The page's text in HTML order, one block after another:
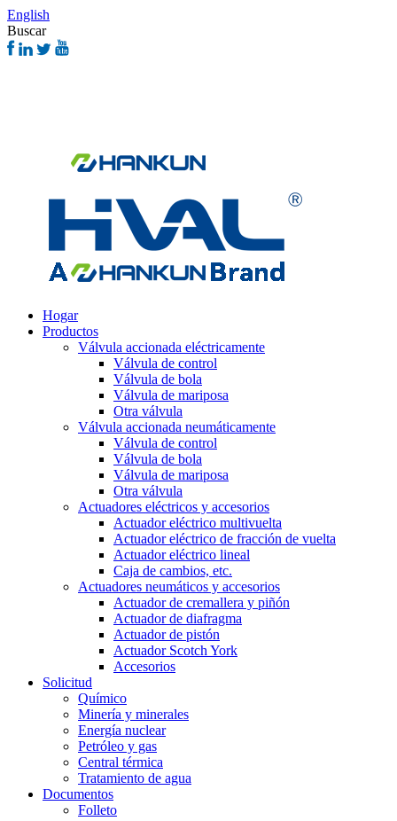
English
Buscar
Hogar
Productos
Válvula accionada eléctricamente
Válvula de control
Válvula de bola
Válvula de mariposa
Otra válvula
Válvula accionada neumáticamente
Válvula de control
Válvula de bola
Válvula de mariposa
Otra válvula
Actuadores eléctricos y accesorios
Actuador eléctrico multivuelta
Actuador eléctrico de fracción de vuelta
Actuador eléctrico lineal
Caja de cambios, etc.
Actuadores neumáticos y accesorios
Actuador de cremallera y piñón
Actuador de diafragma
Actuador de pistón
Actuador Scotch York
Accesorios
Solicitud
Químico
Minería y minerales
Energía nuclear
Petróleo y gas
Central térmica
Tratamiento de agua
Documentos
Folleto